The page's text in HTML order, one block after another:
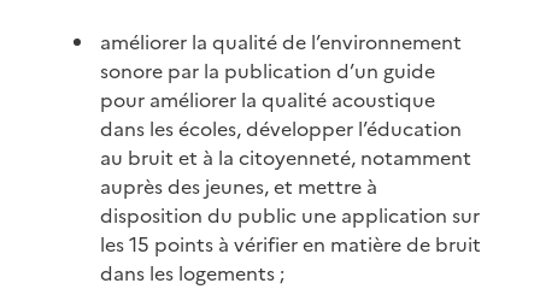
améliorer la qualité de l’environnement
sonore par la publication d’un guide
pour améliorer la qualité acoustique
dans les écoles, développer l’éducation
au bruit et à la citoyenneté, notamment
auprès des jeunes, et mettre à
disposition du public une application sur
les 15 points à vérifier en matière de bruit
dans les logements ;